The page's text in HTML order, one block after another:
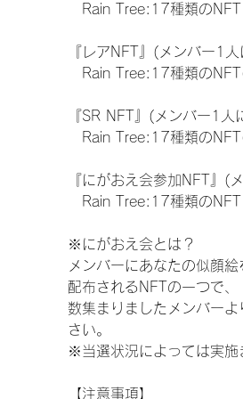
Rain Tree:17種類のNFT
『レアNFT』(メンバー1
Rain Tree:17種類のNFT(
『SR NFT』(メンバー1
Rain Tree:17種類のNFT(
『にがおえ会参加NFT』(
Rain Tree:17種類のNFT
※にがおえ会とは？
メンバーにあなたの似顔
配布されるNFTの一つで
数集まりましたメンバー
さい。
※当選状況によっては実施
【注意事項】